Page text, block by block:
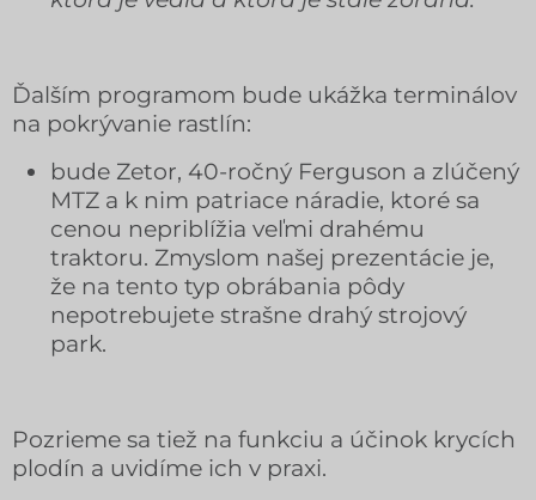
Ďalším programom bude ukážka terminálov
na pokrývanie rastlín:
bude Zetor, 40-ročný Ferguson a zlúčený
MTZ a k nim patriace náradie, ktoré sa
cenou nepriblížia veľmi drahému
traktoru. Zmyslom našej prezentácie je,
že na tento typ obrábania pôdy
nepotrebujete strašne drahý strojový
park.
Pozrieme sa tiež na funkciu a účinok krycích
plodín a uvidíme ich v praxi.